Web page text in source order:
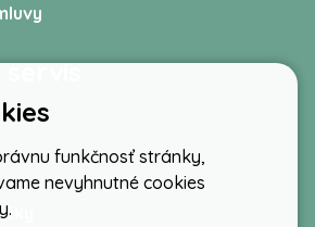
funkčnosť stránky,
nevyhnutné cookies